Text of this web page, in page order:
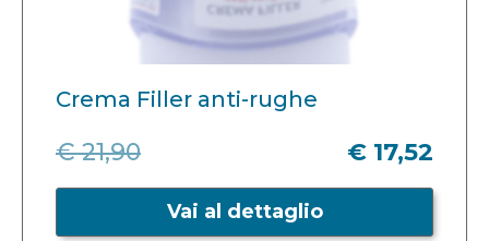
Crema Filler anti-rughe
€ 21,90 € 17,52
Vai al dettaglio